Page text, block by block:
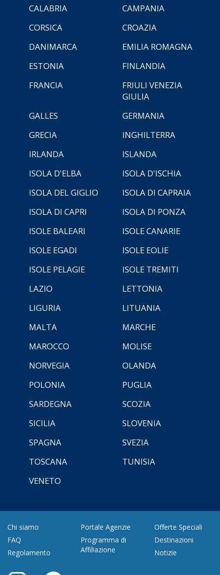
CALABRIA
CAMPANIA
CORSICA
CROAZIA
DANIMARCA
EMILIA ROMAGNA
ESTONIA
FINLANDIA
FRANCIA
FRIULI VENEZIA
GIULIA
GALLES
GERMANIA
GRECIA
INGHILTERRA
IRLANDA
ISLANDA
ISOLA D'ELBA
ISOLA D'ISCHIA
ISOLA DEL GIGLIO
ISOLA DI CAPRAIA
ISOLA DI CAPRI
ISOLA DI PONZA
ISOLE BALEARI
ISOLE CANARIE
ISOLE EGADI
ISOLE EOLIE
ISOLE PELAGIE
ISOLE TREMITI
LAZIO
LETTONIA
LIGURIA
LITUANIA
MALTA
MARCHE
MAROCCO
MOLISE
NORVEGIA
OLANDA
POLONIA
PUGLIA
SARDEGNA
SCOZIA
SICILIA
SLOVENIA
SPAGNA
SVEZIA
TOSCANA
TUNISIA
VENETO
Chi siamo
FAQ
Regolamento
Portale Agenzie
Programma di
Affiliazione
Offerte Speciali
Destinazioni
Notizie